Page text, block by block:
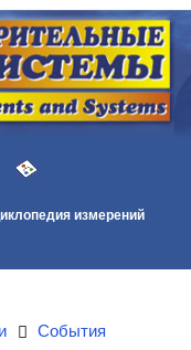
измерений
События